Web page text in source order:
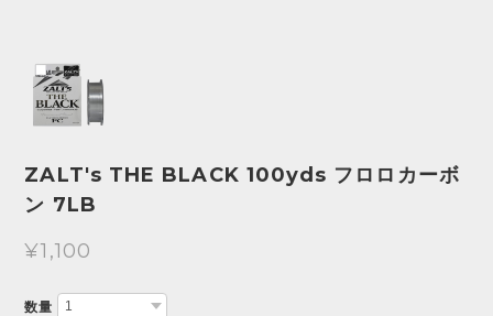
ZALT's THE BLACK 100yds フロロカーボ
ン 7LB
¥1,100
数量